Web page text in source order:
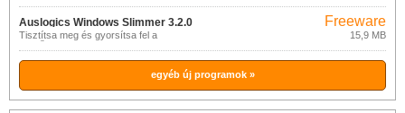
Auslogics Windows Slimmer 3.2.0
Tisztítsa meg és gyorsítsa fel a
nyerőrendszert
Freeware
15,9 MB
egyéb új programok »